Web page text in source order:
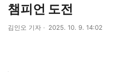
챔피언 도전
김인오 기자 2025. 10. 9. 14:02